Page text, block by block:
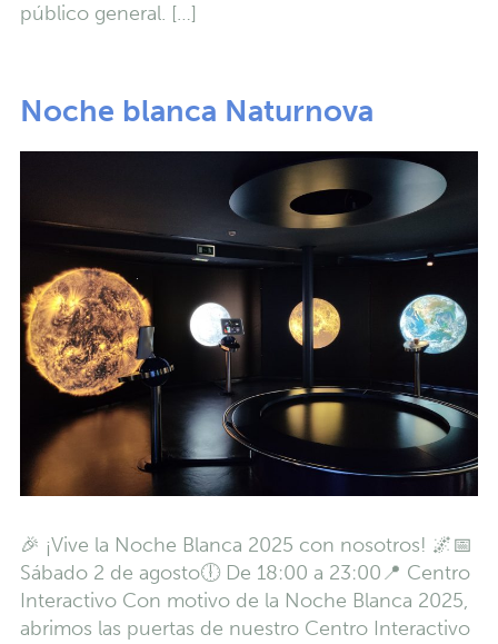
público general. […]
Noche blanca Naturnova
🎉 ¡Vive la Noche Blanca 2025 con nosotros! 🌌📅
Sábado 2 de agosto🕕 De 18:00 a 23:00📍 Centro
Interactivo Con motivo de la Noche Blanca 2025,
abrimos las puertas de nuestro Centro Interactivo